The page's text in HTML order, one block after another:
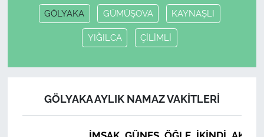
GÖLYAKA GÜMÜŞOVA KAYNAŞLI
YIĞILCA ÇİLİMLİ
GÖLYAKA AYLIK NAMAZ VAKITLERI